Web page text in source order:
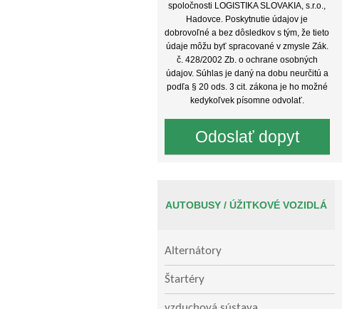
spoločnosti LOGISTIKA SLOVAKIA, s.r.o.,
Hadovce. Poskytnutie údajov je
dobrovoľné a bez dôsledkov s tým, že tieto
údaje môžu byť spracované v zmysle Zák.
č. 428/2002 Zb. o ochrane osobných
údajov. Súhlas je daný na dobu neurčitú a
podľa § 20 ods. 3 cit. zákona je ho možné
kedykoľvek písomne odvolať.
AUTOBUSY / ÚŽITKOVÉ VOZIDLÁ
Alternátory
Štartéry